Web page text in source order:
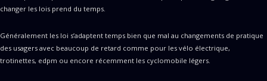
changer les lois prend du temps.
Généralement les loi s’adaptent temps bien que mal au changements de pratique
des usagers avec beaucoup de retard comme pour les vélo électrique,
trotinettes, edpm ou encore récemment les cyclomobile légers.